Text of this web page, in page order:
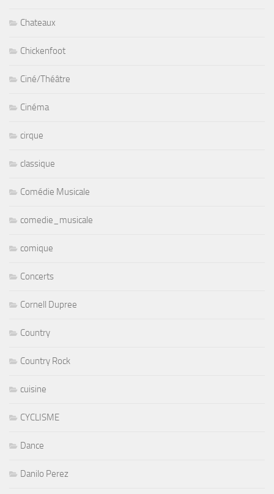
Chateaux
Chickenfoot
Ciné/Théâtre
Cinéma
cirque
classique
Comédie Musicale
comedie_musicale
comique
Concerts
Cornell Dupree
Country
Country Rock
cuisine
CYCLISME
Dance
Danilo Perez